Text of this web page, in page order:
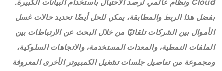
Cloud ونظام عالمي لرصد الاحتيال باستخدام البيانات الكبيرة.
بفضل هذا الربط والمطابقة، يمكن للحل أيضًا تحديد حالات غسل
الأموال بين الشركات تلقائيًا من خلال البحث عن الارتباطات بين
الملفات النمطية، والمعدات المستخدمة، والاتجاهات السلوكية،
ومجموعة من تفاصيل جلسات تشغيل الكمبيوتر الأخرى المعروفة